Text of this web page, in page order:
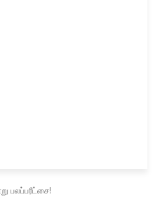
பலப்பரீட்சை!